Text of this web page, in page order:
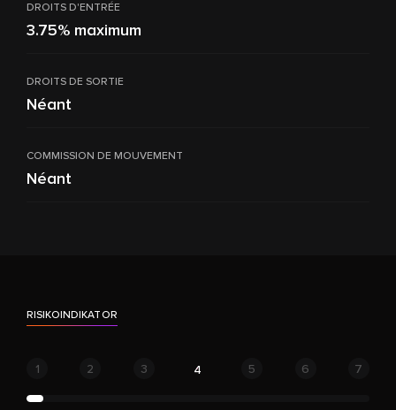
DROITS D'ENTRÉE
3.75% maximum
DROITS DE SORTIE
Néant
COMMISSION DE MOUVEMENT
Néant
RISIKOINDIKATOR
1 2 3 4 5 6 7